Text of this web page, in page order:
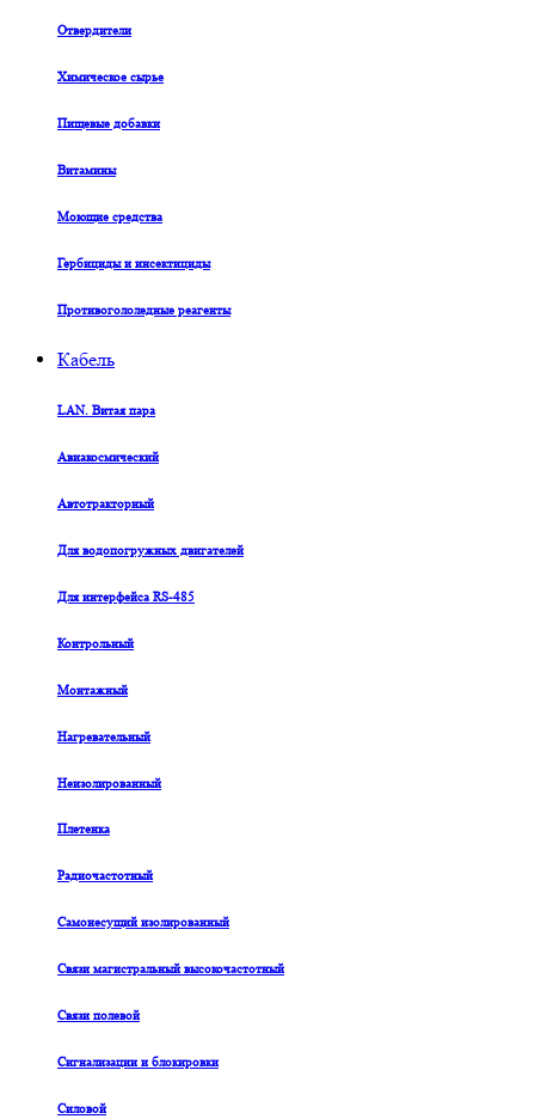
Отвердители
Химическое сырье
Пищевые добавки
Витамины
Моющие средства
Гербициды и инсектициды
Противогололедные реагенты
Кабель
LAN. Витая пара
Авиакосмический
Автотракторный
Для водопогружных двигателей
Для интерфейса RS-485
Контрольный
Монтажный
Нагревательный
Неизолированный
Плетенка
Радиочастотный
Самонесущий изолированный
Связи магистральный высокочастотный
Связи полевой
Сигнализации и блокировки
Силовой